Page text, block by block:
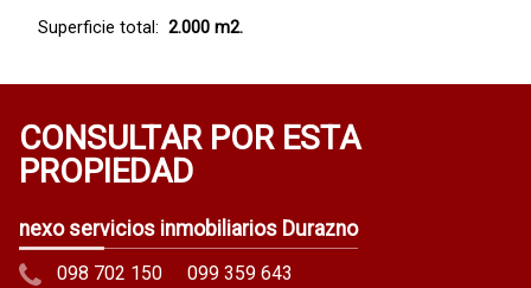
Superficie total: 2.000 m2.
CONSULTAR POR ESTA
PROPIEDAD
nexo servicios inmobiliarios Durazno
098 702 150
099 359 643